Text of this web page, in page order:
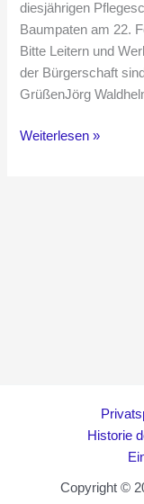
diesjährigen
Baumpaten am 22.
Bitte Leitern und
der Bürgerschaft
GrüßenJörg
Platanen-
Weiterlesen »
Historie
Copyright ©